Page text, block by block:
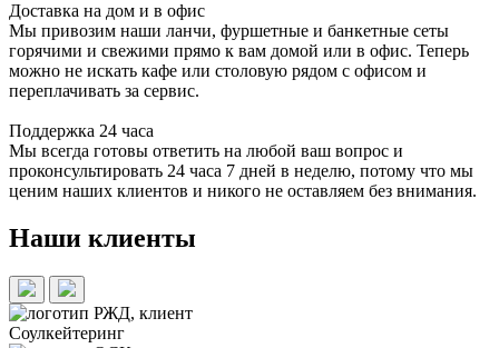
Доставка на дом и в офис
Мы привозим наши ланчи, фуршетные и банкетные сеты
горячими и свежими прямо к вам домой или в офис. Теперь
можно не искать кафе или столовую рядом с офисом и
переплачивать за сервис.
Поддержка 24 часа
Мы всегда готовы ответить на любой ваш вопрос и
проконсультировать 24 часа 7 дней в неделю, потому что мы
ценим наших клиентов и никого не оставляем без внимания.
Наши клиенты